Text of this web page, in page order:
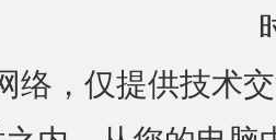
络，仅提供技术